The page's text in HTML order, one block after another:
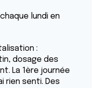
lundi en
:
dosage des
La 1ère journée
rien senti. Des